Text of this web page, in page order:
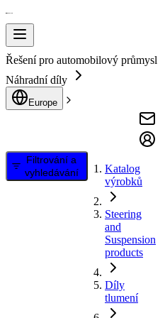
Řešení pro automobilový průmysl
Náhradní díly
Europe
Filtrování a
vyhledávání
Katalog
výrobků
Steering
and
Suspension
products
Díly
tlumení